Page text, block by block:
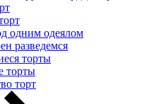
одним одеялом
разведемся
торты
торты
торт